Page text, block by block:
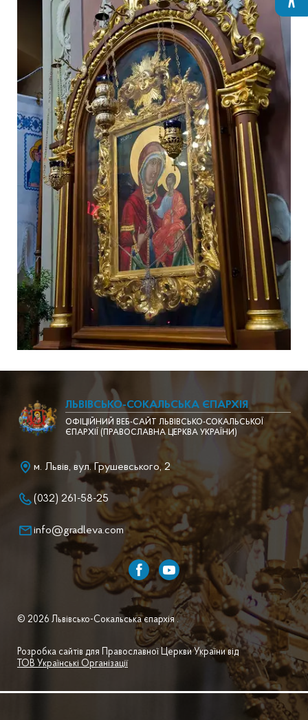
ЛЬВІВСЬКО-СОКАЛЬСЬКА ЄПАРХІЯ
ОФІЦІЙНИЙ ВЕБ-САЙТ ЛЬВІВСЬКО-СОКАЛЬСЬКОЇ
ЄПАРХІЇ (ПРАВОСЛАВНА ЦЕРКВА УКРАЇНИ)
м. Львів, вул. Грушевського, 2
(032) 261-58-25
info@gradleva.com
© 2026 Львівсько-Сокальська єпархія .
Розробка сайтів для Православної Церкви України від
ТОВ Українські Організації